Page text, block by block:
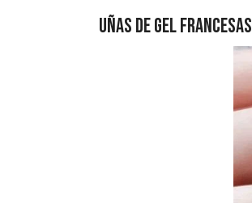
Uñas de gel francesas